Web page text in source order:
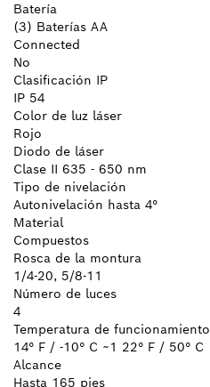
Batería
(3) Baterías AA
Connected
No
Clasificación IP
IP 54
Color de luz láser
Rojo
Diodo de láser
Clase II 635 - 650 nm
Tipo de nivelación
Autonivelación hasta 4°
Material
Compuestos
Rosca de la montura
1/4-20, 5/8-11
Número de luces
4
Temperatura de funcionamiento
14° F / -10° C ~1 22° F / 50° C
Alcance
Hasta 165 pies